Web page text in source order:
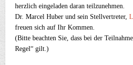
herzlich eingeladen daran teilzunehmen.
Dr. Marcel Huber und sein Stellvertreter,
freuen sich auf Ihr Kommen.
(Bitte beachten Sie, dass bei der
Regel“ gilt.)